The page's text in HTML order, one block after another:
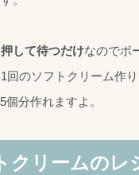
して待つだけなのでボ
回のソフトクリーム作
分作れますよ。
クリームのレ